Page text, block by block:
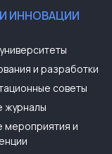
ИННОВАЦИИ
и разработки
советы
журналы
мероприятия и